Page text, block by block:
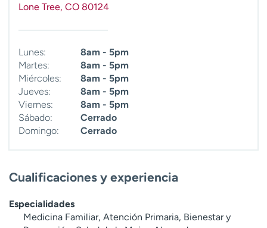
Lone Tree, CO 80124
Lunes:
8am - 5pm
Martes:
8am - 5pm
Miércoles:
8am - 5pm
Jueves:
8am - 5pm
Viernes:
8am - 5pm
Sábado:
Cerrado
Domingo:
Cerrado
Cualificaciones y experiencia
Especialidades
Medicina Familiar, Atención Primaria, Bienestar y